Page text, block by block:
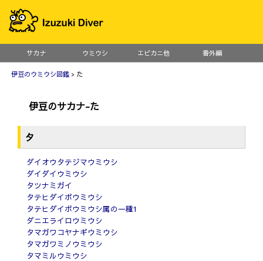
サカナ ウミウシ エビカニ他 番外編
伊豆のウミウシ図鑑 > た
伊豆のサカナ-た
タ
ダイオウタテジマウミウシ
ダイダイウミウシ
タツナミガイ
タテヒダイボウミウシ
タテヒダイボウミウシ属の一種1
ダニエライロウミウシ
タマガワコヤナギウミウシ
タマガワミノウミウシ
タマミルウミウシ